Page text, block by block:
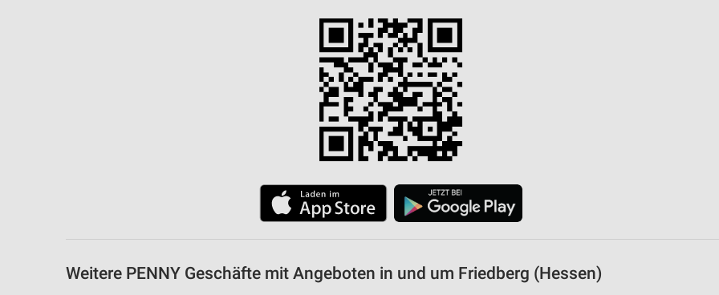
Weitere PENNY Geschäfte mit Angeboten in und um Friedberg (Hessen)